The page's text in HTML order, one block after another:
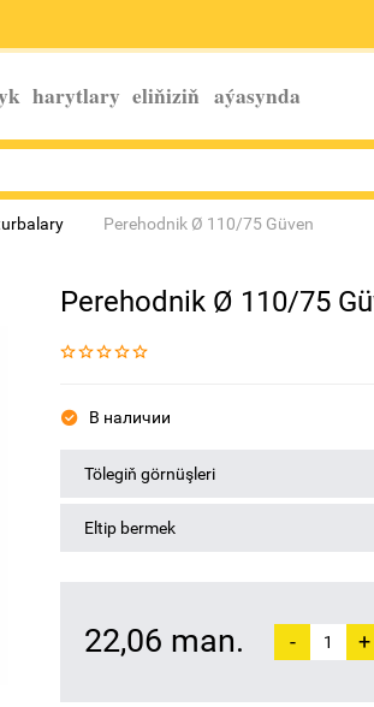
harytlary eliňiziň aýasynda
Perehodnik Ø 110/75 Güven
Perehodnik Ø 110/75
В наличии
Tölegiň görnüşleri
Eltip bermek
22,06 man. - +